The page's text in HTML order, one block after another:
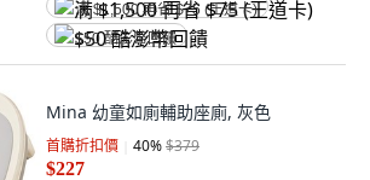
满 $1,500 再省 $75 (王道卡)
$50 酷澎幣回饋
Mina 幼童如廁輔助座廁, 灰色
首購折扣價 40%$379
$227